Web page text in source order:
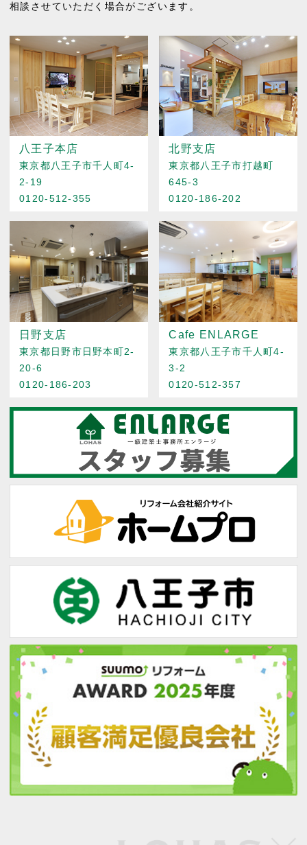
相談させていただく場合がございます。
八王子本店
東京都八王子市千人町4-
2-19
0120-512-355
北野支店
東京都八王子市打越町
645-3
0120-186-202
日野支店
東京都日野市日野本町2-
20-6
0120-186-203
Cafe ENLARGE
東京都八王子市千人町4-
3-2
0120-512-357